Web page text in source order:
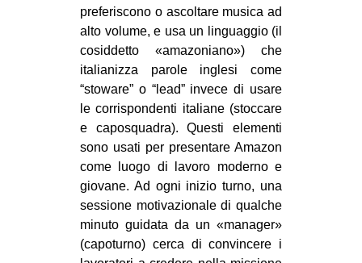
preferiscono o ascoltare musica ad
alto volume, e usa un linguaggio (il
cosiddetto «amazoniano») che
italianizza parole inglesi come
“stoware” o “lead” invece di usare
le corrispondenti italiane (stoccare
e caposquadra). Questi elementi
sono usati per presentare Amazon
come luogo di lavoro moderno e
giovane. Ad ogni inizio turno, una
sessione motivazionale di qualche
minuto guidata da un «manager»
(capoturno) cerca di convincere i